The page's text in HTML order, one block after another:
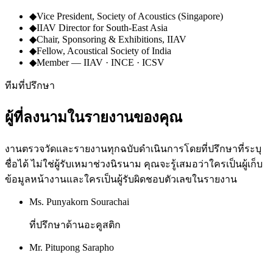
◆Vice President, Society of Acoustics (Singapore)
◆IIAV Director for South-East Asia
◆Chair, Sponsoring & Exhibitions, IIAV
◆Fellow, Acoustical Society of India
◆Member — IIAV · INCE · ICSV
ทีมที่ปรึกษา
ผู้ที่ลงนามในรายงานของคุณ
งานตรวจวัดและรายงานทุกฉบับดำเนินการโดยที่ปรึกษาที่ระบุ
ชื่อได้ ไม่ใช่ผู้รับเหมาช่วงนิรนาม คุณจะรู้เสมอว่าใครเป็นผู้เก็บ
ข้อมูลหน้างานและใครเป็นผู้รับผิดชอบตัวเลขในรายงาน
Ms. Punyakorn Sourachai
ที่ปรึกษาด้านอะคูสติก
Mr. Pitupong Sarapho